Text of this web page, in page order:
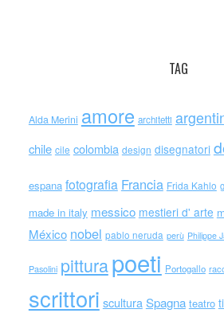
TAG
Alda Merini amore architetti
chile cile colombia design disegnatori
espana fotografia Francia Frida Kahlo
made in italy messico mestieri d' arte
México nobel pablo neruda perù Philippe
Pasolini pitturapoeti Portogallo
scrittori scultura Spagna teatro